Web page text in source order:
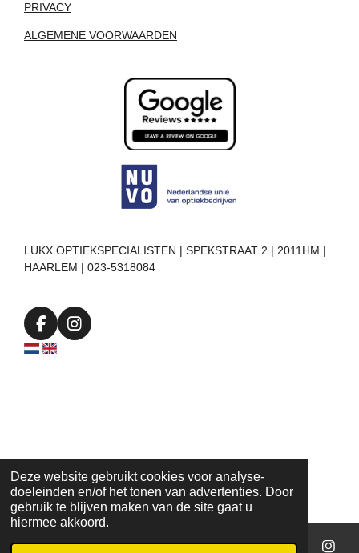
Deze website gebruikt cookies voor analyse-
doeleinden en/of het tonen van advertenties. Door
gebruik te blijven maken van de site gaat u
hiermee akkoord.
PRIVACY
ALGEMENE VOORWAARDEN
LUKX OPTIEKSPECIALISTEN | SPEKSTRAAT 2 | 2011HM |
HAARLEM | 023-5318084
F
a
I